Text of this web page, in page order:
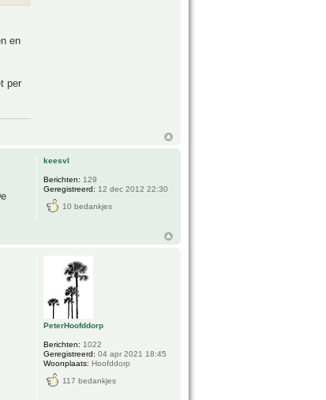
en
per
keesvl
Berichten: 129
Geregistreerd: 12 dec 2012 22:30
10 bedankjes
PeterHoofddorp
Berichten: 1022
Geregistreerd: 04 apr 2021 18:45
Woonplaats: Hoofddorp
117 bedankjes